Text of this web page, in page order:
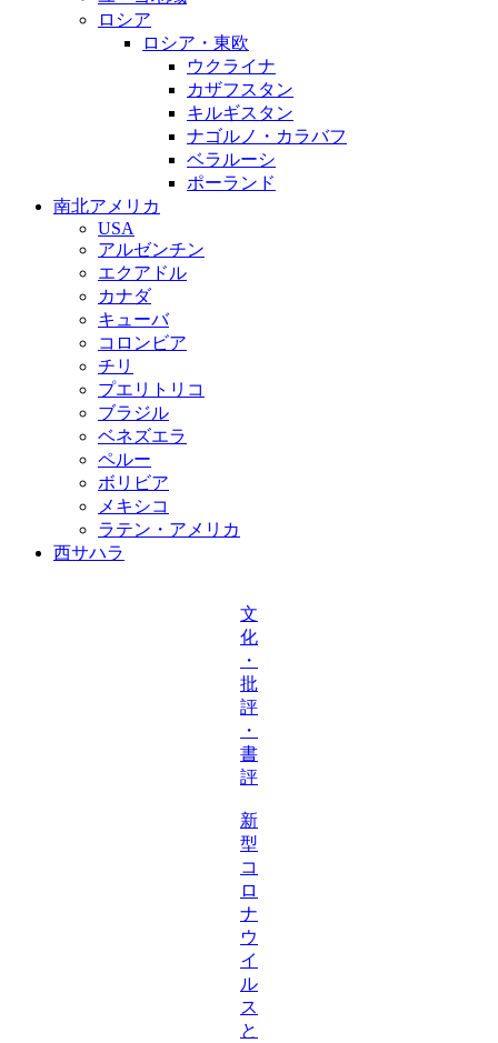
ロシア
ロシア・東欧
ウクライナ
カザフスタン
キルギスタン
ナゴルノ・カラバフ
ベラルーシ
ポーランド
南北アメリカ
USA
アルゼンチン
エクアドル
カナダ
キューバ
コロンビア
チリ
プエリトリコ
ブラジル
ベネズエラ
ペルー
ボリビア
メキシコ
ラテン・アメリカ
西サハラ
文
化
・
批
評
・
書
評
新
型
コ
ロ
ナ
ウ
イ
ル
ス
と